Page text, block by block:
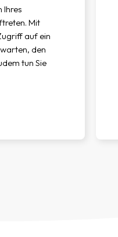
Ihres
Mit
auf ein
den
tun Sie